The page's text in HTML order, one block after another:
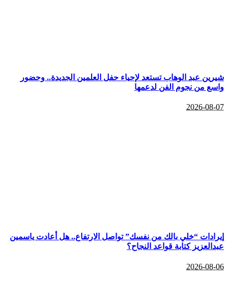
شيرين عبد الوهاب تستعد لإحياء حفل العلمين الجديدة.. وحضور
واسع من نجوم الفن لدعمها
2026-08-07
إيرادات “خلي بالك من نفسك” تواصل الارتفاع.. هل أعادت ياسمين
عبدالعزيز كتابة قواعد النجاح؟
2026-08-06